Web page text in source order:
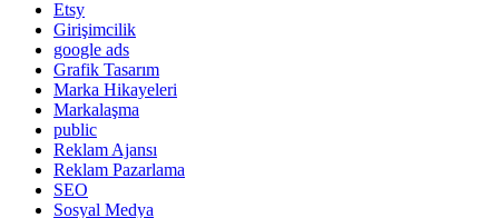
Etsy
Girişimcilik
google ads
Grafik Tasarım
Marka Hikayeleri
Markalaşma
public
Reklam Ajansı
Reklam Pazarlama
SEO
Sosyal Medya